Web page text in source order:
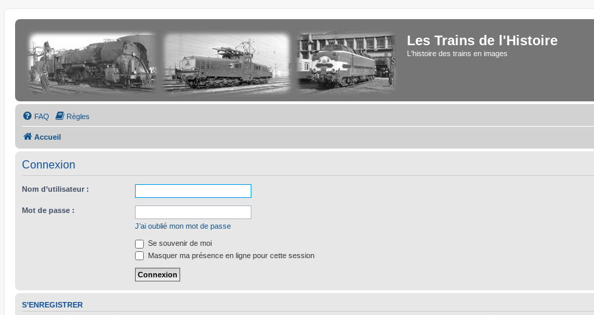
Les Trains de l'Histoire
L'histoire des trains en images
FAQ Règles
Accueil
Connexion
Nom d’utilisateur :
Mot de passe :
J’ai oublié mon mot de passe
Se souvenir de moi
Masquer ma présence en ligne pour cette session
S’ENREGISTRER